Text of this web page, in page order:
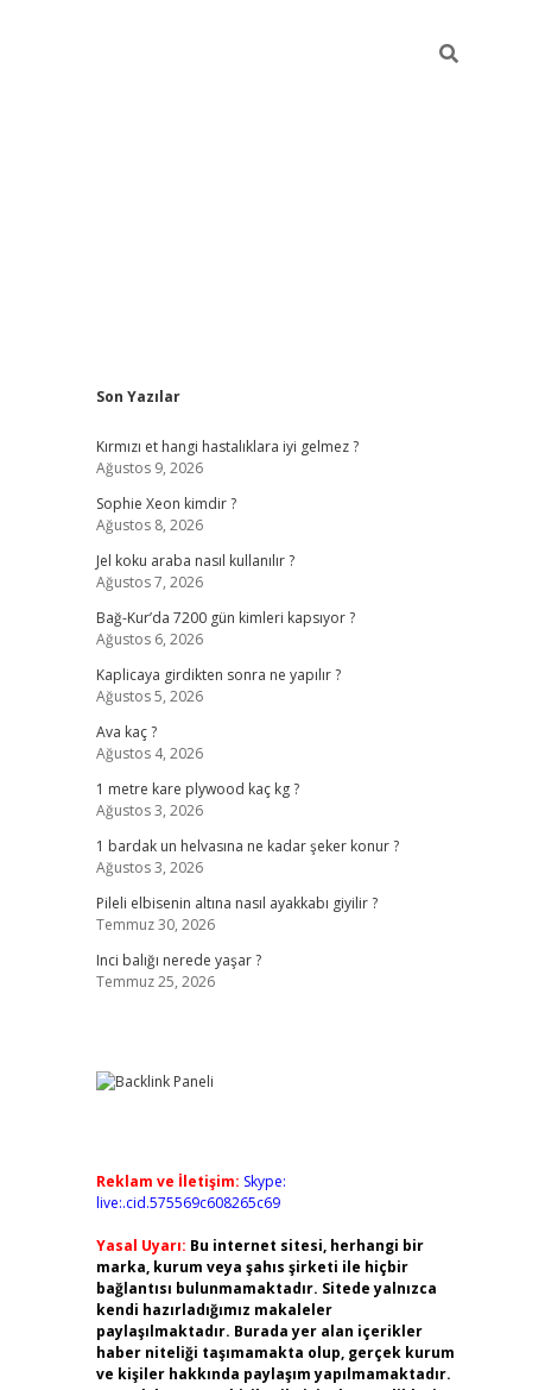
Sidebar
Son Yazılar
Kırmızı et hangi hastalıklara iyi gelmez ?
Ağustos 9, 2026
Sophie Xeon kimdir ?
Ağustos 8, 2026
Jel koku araba nasıl kullanılır ?
Ağustos 7, 2026
Bağ-Kur’da 7200 gün kimleri kapsıyor ?
Ağustos 6, 2026
Kaplicaya girdikten sonra ne yapılır ?
Ağustos 5, 2026
Ava kaç ?
Ağustos 4, 2026
1 metre kare plywood kaç kg ?
Ağustos 3, 2026
1 bardak un helvasına ne kadar şeker konur ?
Ağustos 3, 2026
Pileli elbisenin altına nasıl ayakkabı giyilir ?
Temmuz 30, 2026
Inci balığı nerede yaşar ?
Temmuz 25, 2026
Reklam ve İletişim: Skype:
live:.cid.575569c608265c69
Yasal Uyarı: Bu internet sitesi, herhangi bir
marka, kurum veya şahıs şirketi ile hiçbir
bağlantısı bulunmamaktadır. Sitede yalnızca
kendi hazırladığımız makaleler
paylaşılmaktadır. Burada yer alan içerikler
haber niteliği taşımamakta olup, gerçek kurum
ve kişiler hakkında paylaşım yapılmamaktadır.